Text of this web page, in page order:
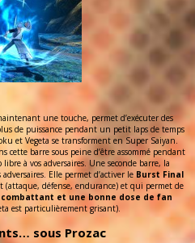
une touche, permet d’exécuter des
de puissance pendant un petit laps de temps
et Vegeta se transforment en Super Saiyan.
barre sous peine d’être assommé pendant
à vos adversaires. Une seconde barre, la
Elle permet d’activer le Burst Final
défense, endurance) et qui permet de
et une bonne dose de fan
est particulièrement grisant).
sous Prozac